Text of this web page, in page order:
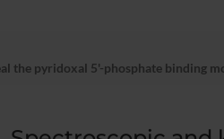
the pyridoxal 5'-phosphate binding